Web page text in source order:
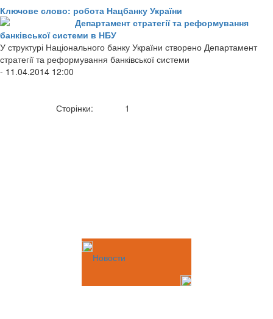
Ключове слово: робота Нацбанку України
Департамент стратегії та реформування
банківської системи в НБУ
У структурі Національного банку України створено Департамент
стратегії та реформування банківської системи
- 11.04.2014 12:00
Сторінки: 1
Новости